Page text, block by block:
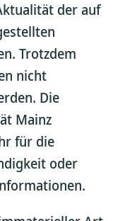
der auf
Trotzdem
nicht
Die
Mainz
für die
oder